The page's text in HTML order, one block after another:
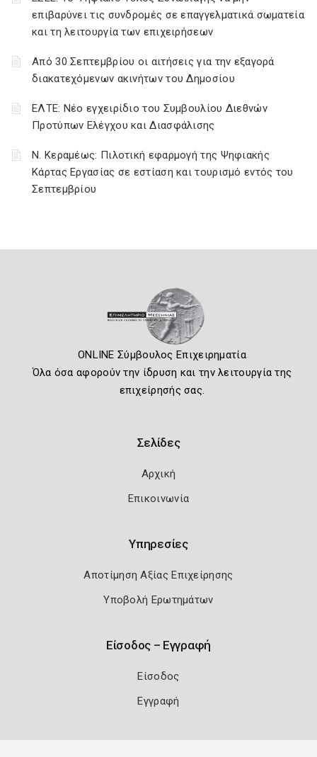
επιβαρύνει τις συνδρομές σε επαγγελματικά σωματεία
και τη λειτουργία των επιχειρήσεων
Από 30 Σεπτεμβρίου οι αιτήσεις για την εξαγορά
διακατεχόμενων ακινήτων του Δημοσίου
ΕΛΤΕ: Νέο εγχειρίδιο του Συμβουλίου Διεθνών
Προτύπων Ελέγχου και Διασφάλισης
Ν. Κεραμέως: Πιλοτική εφαρμογή της Ψηφιακής
Κάρτας Εργασίας σε εστίαση και τουρισμό εντός του
Σεπτεμβρίου
ONLINE Σύμβουλος Επιχειρηματία
Όλα όσα αφορούν την ίδρυση και την λειτουργία της
επιχείρησής σας.
Σελίδες
Αρχική
Επικοινωνία
Υπηρεσίες
Αποτίμηση Αξίας Επιχείρησης
Υποβολή Ερωτημάτων
Είσοδος – Εγγραφή
Είσοδος
Εγγραφή